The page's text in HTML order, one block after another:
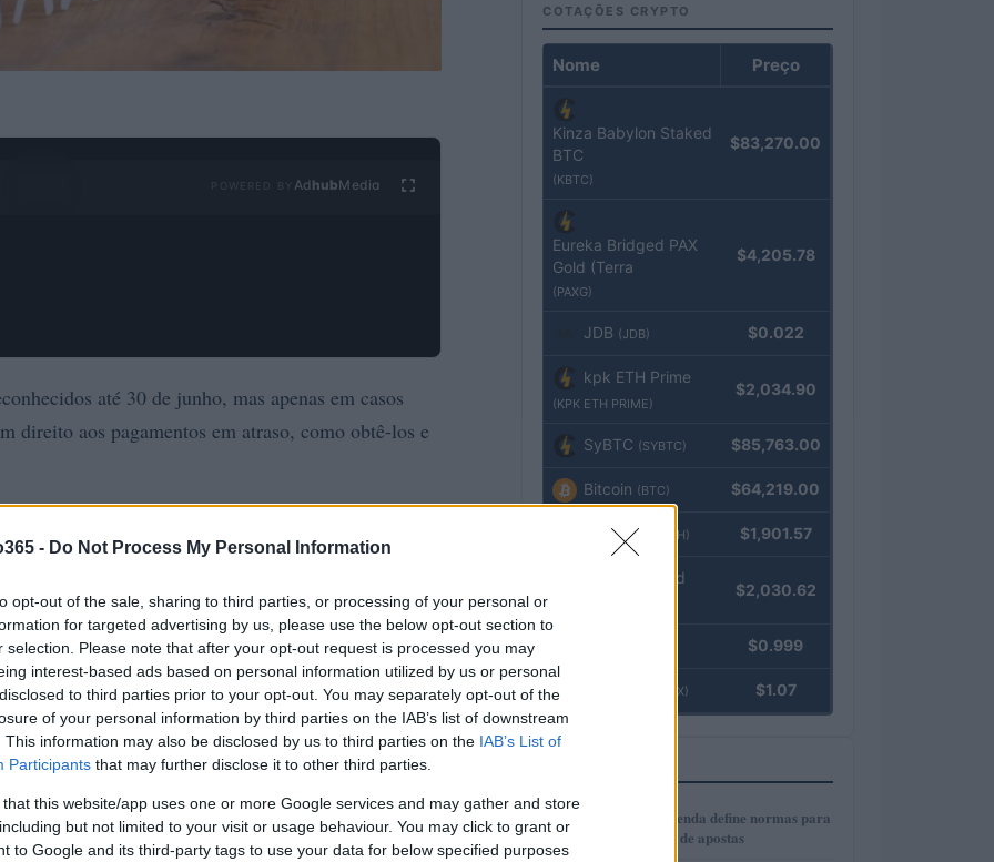
- Do Not Process My Personal Information
opt-out of the sale, sharing to third parties, or processing of your personal or
for targeted advertising by us, please use the below opt-out section to
selection. Please note that after your opt-out request is processed you may
interest-based ads based on personal information utilized by us or personal
to third parties prior to your opt-out. You may separately opt-out of the
of your personal information by third parties on the IAB’s list of downstream
This information may also be disclosed by us to third parties on the IAB’s List of
Participants that may further disclose it to other third parties.
that this website/app uses one or more Google services and may gather and store
but not limited to your visit or usage behaviour. You may click to grant or
to Google and its third-party tags to use your data for below specified purposes
Ad hubMedia
até 30 de junho, mas apenas em casos
direito aos pagamentos em atraso, como obtê-los e
COTAÇÕES CRYPTO
Nome Preço
Kinza Babylon Staked
BTC
(KBTC)
$83,270.00
Eureka Bridged PAX
Gold (Terra
(PAXG)
$4,205.78
JDB (JDB) $0.022
kpk ETH Prime
(KPK ETH PRIME)
$2,034.90
SyBTC (SYBTC) $85,763.00
Bitcoin (BTC) $64,219.00
Ethereum (ETH) $1,901.57
kpk ETH Yield
$2,030.62
$0.999
(USDEX) $1.07
1
Ministério da Fazenda define normas para
anúncios de casas de apostas